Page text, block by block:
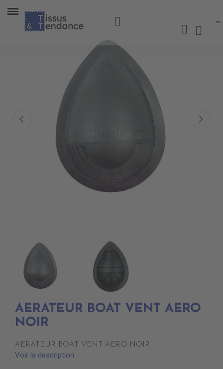
AERATEUR BOAT VENT AERO
NOIR
AERATEUR BOAT VENT AERO NOIR
Voir la description